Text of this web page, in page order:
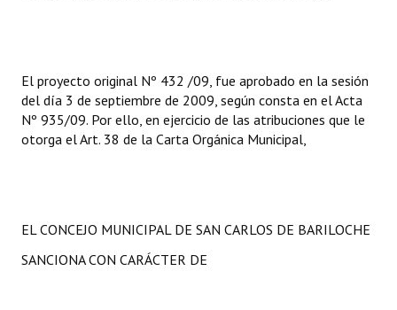
El proyecto original Nº 432 /09, fue aprobado en la sesión
del día 3 de septiembre de 2009, según consta en el Acta
Nº 935/09. Por ello, en ejercicio de las atribuciones que le
otorga el Art. 38 de la Carta Orgánica Municipal,
EL CONCEJO MUNICIPAL DE SAN CARLOS DE BARILOCHE
SANCIONA CON CARÁCTER DE